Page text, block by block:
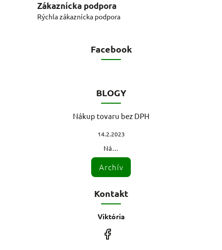
Zákaznícka podpora
Rýchla zákaznícka podpora
Facebook
BLOGY
Nákup tovaru bez DPH
14.2.2023
Ná...
Archív
Kontakt
Viktória